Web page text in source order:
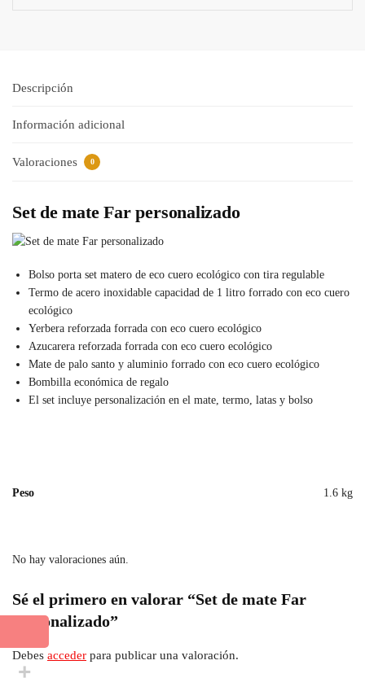
Descripción
Información adicional
Valoraciones 0
Set de mate Far personalizado
Bolso porta set matero de eco cuero ecológico con tira regulable
Termo de acero inoxidable capacidad de 1 litro forrado con eco cuero
ecológico
Yerbera reforzada forrada con eco cuero ecológico
Azucarera reforzada forrada con eco cuero ecológico
Mate de palo santo y aluminio forrado con eco cuero ecológico
Bombilla económica de regalo
El set incluye personalización en el mate, termo, latas y bolso
Peso 1.6 kg
No hay valoraciones aún.
Sé el primero en valorar “Set de mate Far
personalizado”
Debes acceder para publicar una valoración.